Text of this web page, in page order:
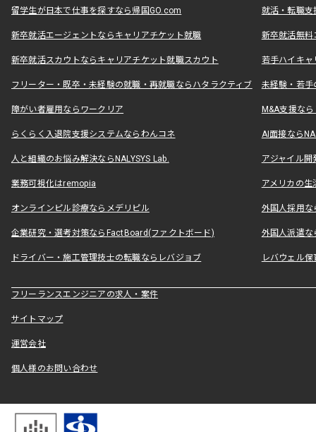
留学生が日本で仕事を探すなら帰国GO.com 就活・転職
新卒就活エージェントならキャリアチケット就職 新卒就活無料
新卒就活スカウトならキャリアチケット就職スカウト 若手ハイキ
フリーター・既卒・未経験の就職・再就職ならハタラクティブ 未経験・若手
障がい者雇用ならワークリア M&A支援な
らくらく入退院支援システムならわんコネ AI面接なら
人と組織のお悩み解決ならNALYSYS Lab. アジャイル
業務可視化はremopia アメリカの
オンラインピル診療ならメデリピル 外国人採用
企業研究・選考対策ならFactBoard(ファクトボード) 外国人派遣な
ドライバー・施工管理技士の転職ならレバジョブ レバウェル
フリーランスエンジニアの求人・案件
サイトマップ
運営会社
個人様のお問い合わせ